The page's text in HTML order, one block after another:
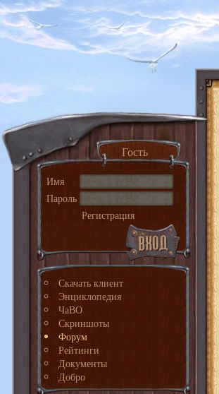
Гость
Имя
Пароль
Регистрация
Скачать клиент
Энциклопедия
ЧаВО
Скриншоты
Форум
Рейтинги
Документы
Добро